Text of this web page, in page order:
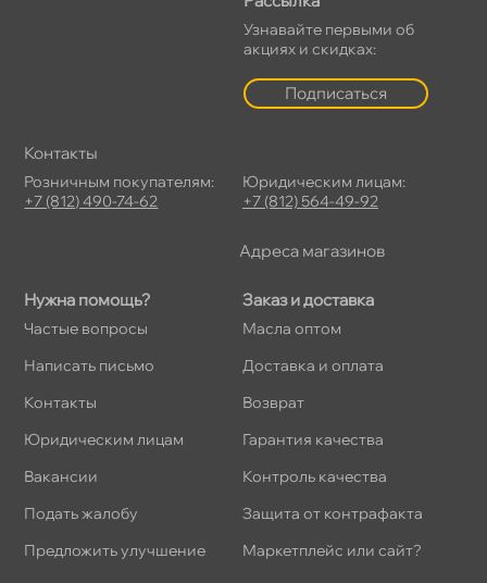
Нужна помощь?
Частые вопросы
Написать письмо
Контакты
Юридическим лицам
акансии
Подать жалобу
Предложить улучшение
Заказ и доставка
Масла оптом
Доставка и оплата
озврат
Гарантия качества
Контроль качества
Защита от контрафакта
Маркетплейс или сайт?
Узнавайте первыми о
акциях и скидках:
Подписаться
Контакты
Розничным покупателям:
+7 (812) 490-74-62
Юридическим лицам:
+7 (812) 564-49-92
Адреса магазино